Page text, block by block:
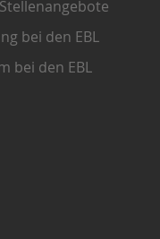
bei den EBL
bei den EBL